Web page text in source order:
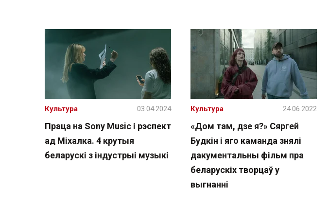
Праца на Sony Music і рэспект
ад Міхалка. 4 крутыя
беларускі з індустрыі музыкі
Культура 03.04.2024
«Дом там, дзе я?» Сяргей
Будкін і яго каманда знялі
дакументальны фільм пра
беларускіх творцаў у
выгнанні
Культура 24.06.2022